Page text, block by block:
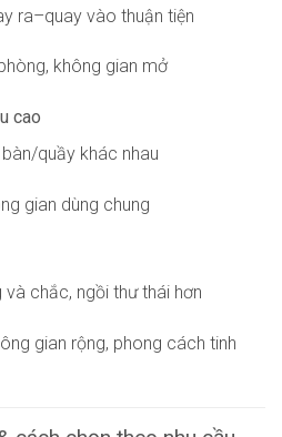
ra–quay vào thuận tiện
không gian mở
cao
quầy khác nhau
gian dùng chung
và chắc, ngồi thư thái hơn
gian rộng, phong cách tinh